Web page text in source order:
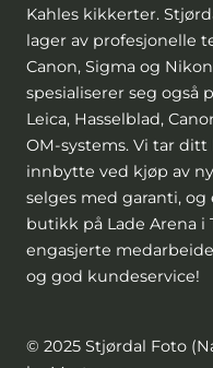
Kahles kikkerter.
lager av profesjonelle
Canon, Sigma og
spesialiserer seg også
Leica, Hasselblad,
OM-systems. Vi tar
innbytte ved kjøp av
selges med garanti,
butikk på Lade Arena
engasjerte
og god kundeservice!
© 2025 Stjørdal Foto